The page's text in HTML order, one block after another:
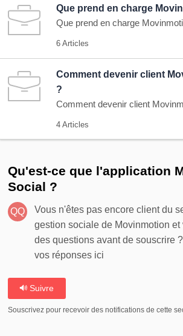
Que prend en charge
Que prend en charge
6 Articles
Comment devenir client
?
Comment devenir client
4 Articles
Qu'est-ce que l'application
Social ?
QQ
Vous n'êtes pas encore client du
gestion sociale de Movinmotion et
des questions avant de souscrire
vos réponses ici
Suivre
Souscrivez pour recevoir des notifications de cette